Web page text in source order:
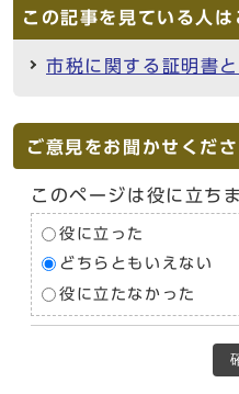
この記事を見ている人
市税に関する証明書
ご意見をお聞かせくだ
このページは役に立ち
役に立った
どちらともいえない
役に立たなかった